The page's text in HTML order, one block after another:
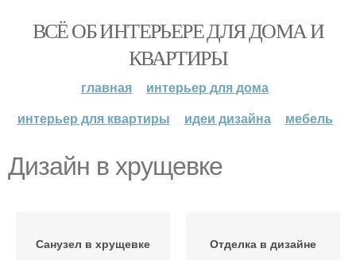
ВСЁ ОБ ИНТЕРЬЕРЕ ДЛЯ ДОМА И
КВАРТИРЫ
главная
интерьер для дома
интерьер для квартиры
идеи дизайна мебель
Дизайн в хрущевке
Санузел в хрущевке Отделка в дизайне